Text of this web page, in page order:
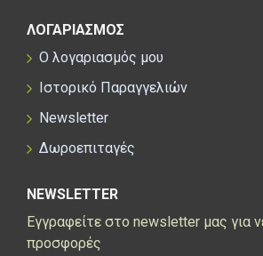
ΛΟΓΑΡΙΑΣΜΟΣ
Ο λογαριασμός μου
Ιστορικό Παραγγελιών
Newsletter
Δωροεπιταγές
NEWSLETTER
Εγγραφείτε στο newsletter μας για
προσφορές